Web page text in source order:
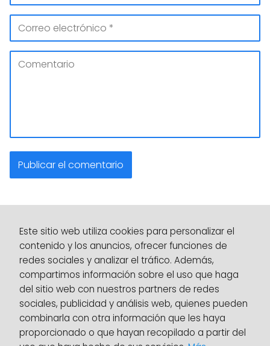
Aviso legal
Este sitio web utiliza cookies para personalizar el
contenido y los anuncios, ofrecer funciones de
redes sociales y analizar el tráfico. Además,
compartimos información sobre el uso que haga
del sitio web con nuestros partners de redes
sociales, publicidad y análisis web, quienes pueden
combinarla con otra información que les haya
proporcionado o que hayan recopilado a partir del